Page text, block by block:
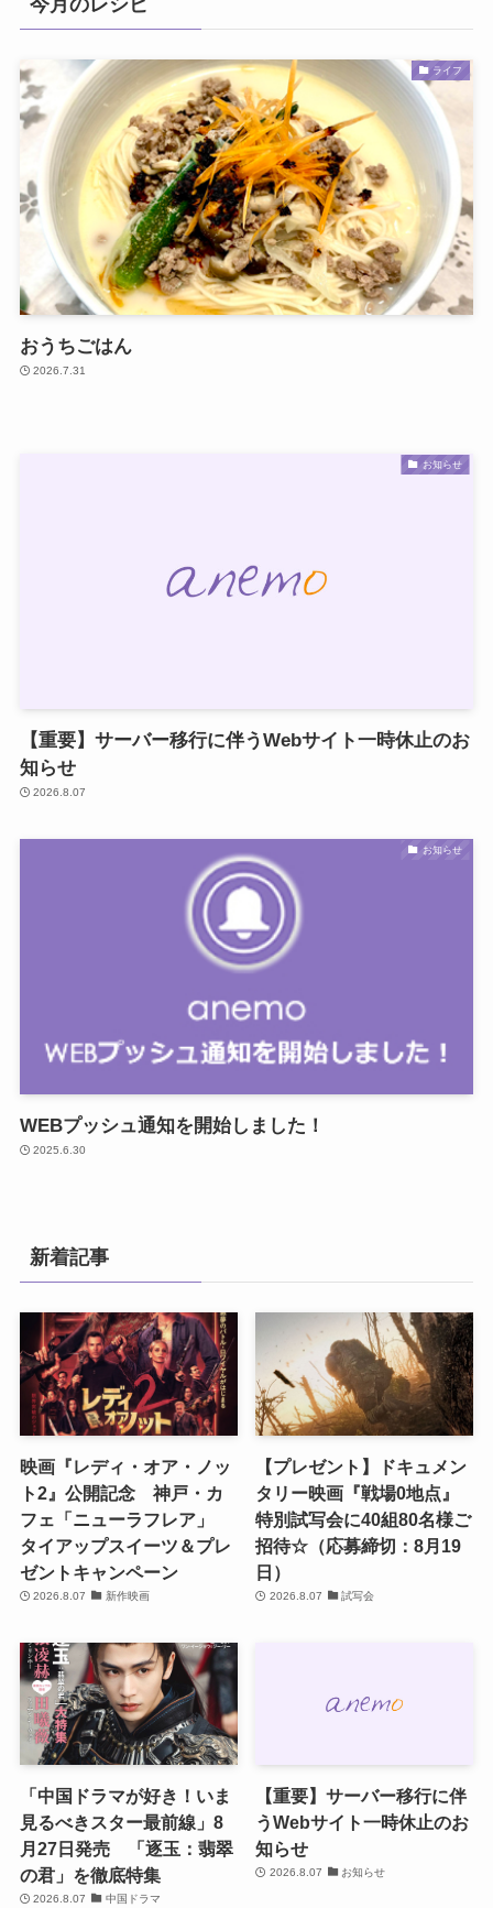
今月のレシピ
ライフ
おうちごはん
2026.7.31
お知らせ
【重要】サーバー移行に伴うWebサイト一時休止のお
知らせ
2026.8.07
お知らせ
WEBプッシュ通知を開始しました！
2025.6.30
新着記事
映画『レディ・オア・ノッ
ト2』公開記念 神戸・カ
フェ「ニューラフレア」
タイアップスイーツ＆プレ
ゼントキャンペーン
2026.8.07 新作映画
【プレゼント】ドキュメン
タリー映画『戦場0地点』
特別試写会に40組80名様ご
招待☆（応募締切：8月19
日）
2026.8.07 試写会
「中国ドラマが好き！いま
見るべきスター最前線」8
月27日発売 「逐玉：翡翠
の君」を徹底特集
2026.8.07 中国ドラマ
【重要】サーバー移行に伴
うWebサイト一時休止のお
知らせ
2026.8.07 お知らせ